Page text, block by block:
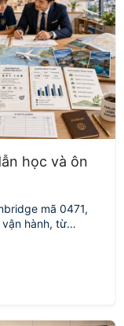
học và ôn
mã 0471,
hành, từ